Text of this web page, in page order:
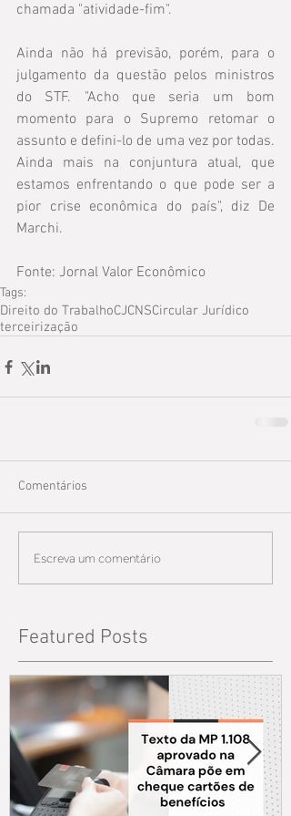
chamada "atividade-fim".
Ainda não há previsão, porém, para o
julgamento da questão pelos ministros
do STF. "Acho que seria um bom
momento para o Supremo retomar o
assunto e defini-lo de uma vez por todas.
Ainda mais na conjuntura atual, que
estamos enfrentando o que pode ser a
pior crise econômica do país", diz De
Marchi.
Fonte: Jornal Valor Econômico
Tags:
Direito do TrabalhoCJCNSCircular Jurídico
terceirização
Comentários
Escreva um comentário
Featured Posts